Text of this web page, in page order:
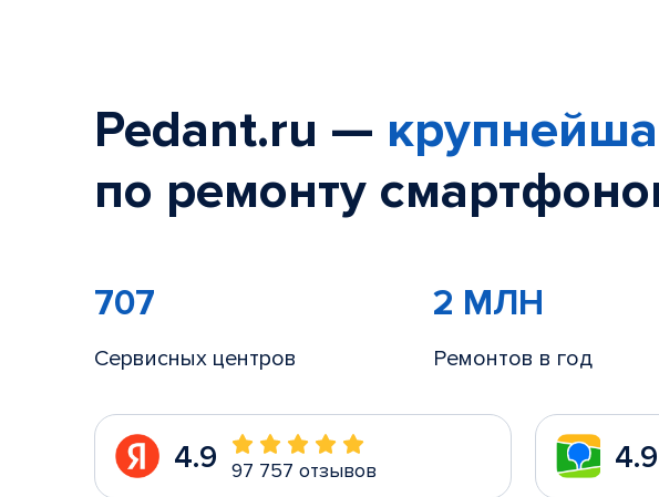
Pedant.ru —
по ремонту
707
Сервисных центров
2 МЛН
Ремонтов в год
4.9 97 757 отзывов 4.9